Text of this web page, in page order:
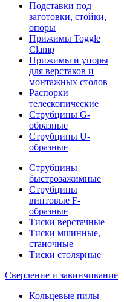
Подставки под
заготовки, стойки,
опоры
Прижимы Toggle
Clamp
Прижимы и упоры
для верстаков и
монтажных столов
Распорки
телескопические
Струбцины G-
образные
Струбцины U-
образные
Струбцины
быстрозажимные
Струбцины
винтовые F-
образные
Тиски верстачные
Тиски мшинные,
станочные
Тиски столярные
Сверление и завинчивание
Кольцевые пилы